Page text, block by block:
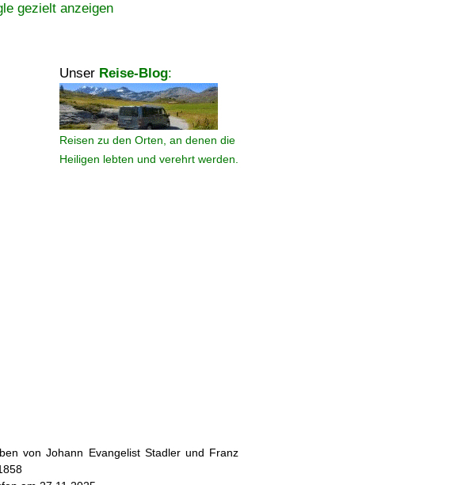
gezielt anzeigen
Unser Reise-Blog:
Reisen zu den Orten, an denen die
Heiligen lebten und verehrt werden.
von Johann Evangelist Stadler und Franz